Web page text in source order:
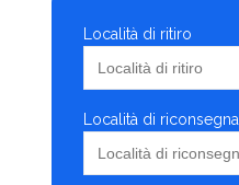
Località di ritiro
Località di riconsegna